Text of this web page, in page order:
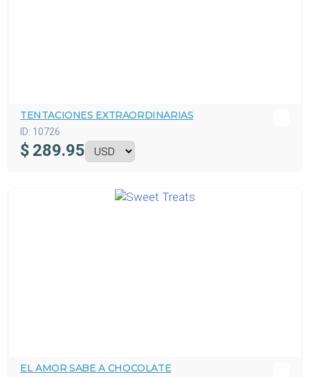
TENTACIONES EXTRAORDINARIAS
ID: 10726
$ 289.95
EL AMOR SABE A CHOCOLATE